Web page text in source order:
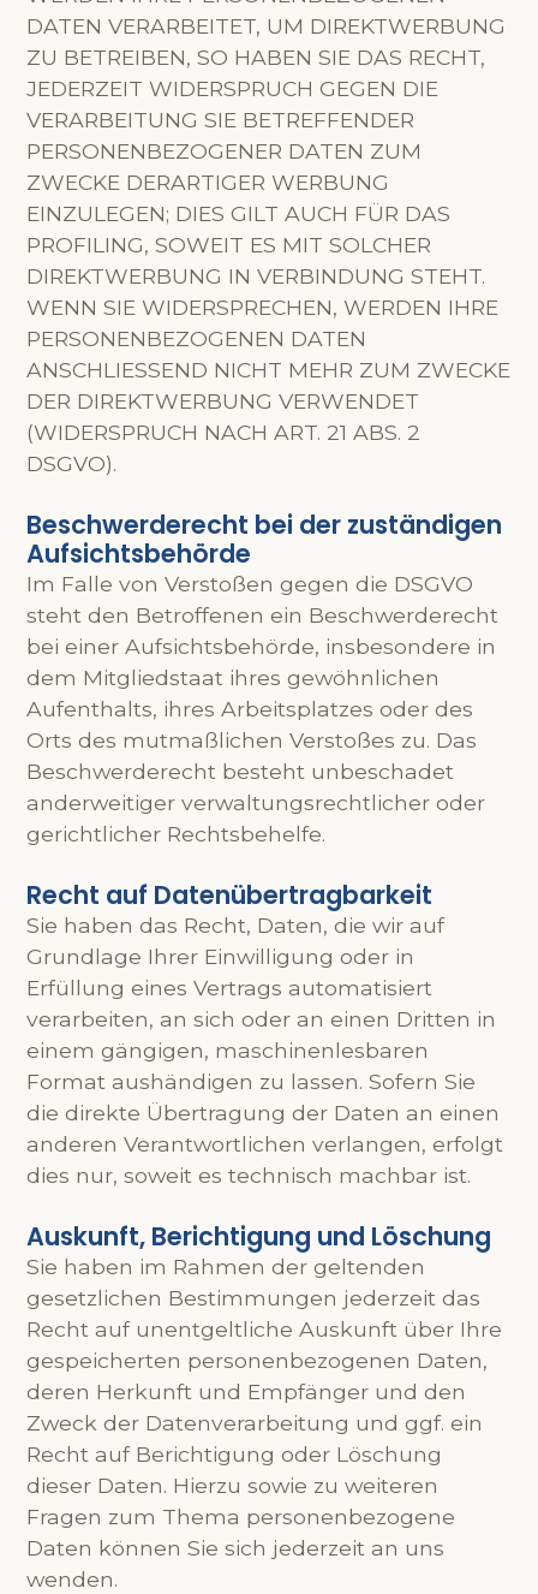
DATEN VERARBEITET, UM DIREKTWERBUNG
ZU BETREIBEN, SO HABEN SIE DAS RECHT,
JEDERZEIT WIDERSPRUCH GEGEN DIE
VERARBEITUNG SIE BETREFFENDER
PERSONENBEZOGENER DATEN ZUM
ZWECKE DERARTIGER WERBUNG
EINZULEGEN; DIES GILT AUCH FÜR DAS
PROFILING, SOWEIT ES MIT SOLCHER
DIREKTWERBUNG IN VERBINDUNG STEHT.
WENN SIE WIDERSPRECHEN, WERDEN IHRE
PERSONENBEZOGENEN DATEN
ANSCHLIESSEND NICHT MEHR ZUM ZWECKE
DER DIREKTWERBUNG VERWENDET
(WIDERSPRUCH NACH ART. 21 ABS. 2
DSGVO).
Beschwerderecht bei der zuständigen
Aufsichtsbehörde
Im Falle von Verstoßen gegen die DSGVO
steht den Betroffenen ein Beschwerderecht
bei einer Aufsichtsbehörde, insbesondere in
dem Mitgliedstaat ihres gewöhnlichen
Aufenthalts, ihres Arbeitsplatzes oder des
Orts des mutmaßlichen Verstoßes zu. Das
Beschwerderecht besteht unbeschadet
anderweitiger verwaltungsrechtlicher oder
gerichtlicher Rechtsbehelfe.
Recht auf Datenübertragbarkeit
Sie haben das Recht, Daten, die wir auf
Grundlage Ihrer Einwilligung oder in
Erfüllung eines Vertrags automatisiert
verarbeiten, an sich oder an einen Dritten in
einem gängigen, maschinenlesbaren
Format aushändigen zu lassen. Sofern Sie
die direkte Übertragung der Daten an einen
anderen Verantwortlichen verlangen, erfolgt
dies nur, soweit es technisch machbar ist.
Auskunft, Berichtigung und Löschung
Sie haben im Rahmen der geltenden
gesetzlichen Bestimmungen jederzeit das
Recht auf unentgeltliche Auskunft über Ihre
gespeicherten personenbezogenen Daten,
deren Herkunft und Empfänger und den
Zweck der Datenverarbeitung und ggf. ein
Recht auf Berichtigung oder Löschung
dieser Daten. Hierzu sowie zu weiteren
Fragen zum Thema personenbezogene
Daten können Sie sich jederzeit an uns
wenden.